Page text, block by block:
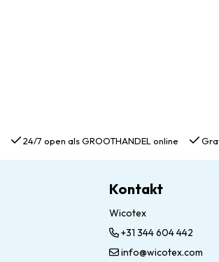
24/7 open als GROOTHANDEL online
Kontakt
Wicotex
+31 344 604 442
info@wicotex.com